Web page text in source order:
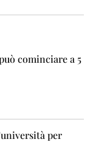
cominciare a 5
per